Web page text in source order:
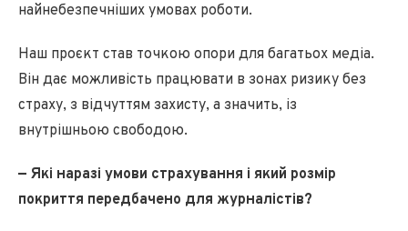
найнебезпечніших умовах роботи.
Наш проєкт став точкою опори для багатьох медіа.
Він дає можливість працювати в зонах ризику без
страху, з відчуттям захисту, а значить, із
внутрішньою свободою.
— Які наразі умови страхування і який розмір
покриття передбачено для журналістів?